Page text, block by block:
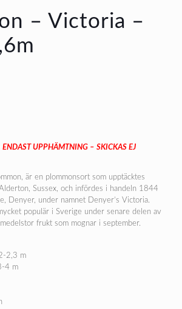
– Victoria –
ENDAST UPPHÄMTNING – SKICKAS EJ
är en plommonsort som upptäcktes
Sussex, och infördes i handeln 1844
Denyer, under namnet Denyer’s Victoria.
populär i Sverige under senare delen av
frukt som mognar i september.
2,3 m
4 m